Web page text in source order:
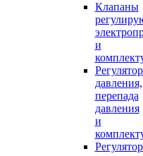
Клапаны
и
давления,
перепада
давления
и